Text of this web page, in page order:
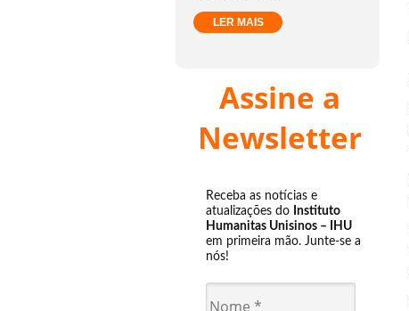
LER MAIS
Assine a
Newsletter
Receba as notícias e
atualizações do Instituto
Humanitas Unisinos – IHU
em primeira mão. Junte-se a
nós!